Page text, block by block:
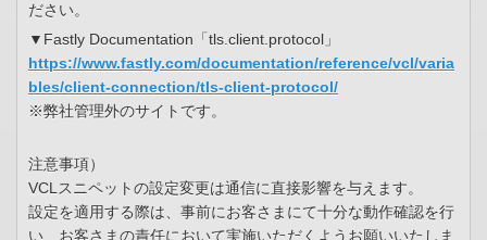
ださい。
▼Fastly Documentation「tls.client.protocol」
https://www.fastly.com/documentation/reference/vcl/varia
bles/client-connection/tls-client-protocol/
※弊社管理外のサイトです。
注意事項）
VCLスニペットの設定変更は通信に直接影響を与えます。
設定を適用する際は、事前にお客さまにて十分な動作確認を行
い、お客さまの責任において実施いただくようお願いいたしま